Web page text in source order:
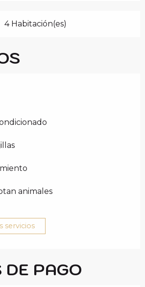
4 Habitación(es)
animales
servicios
DE PAGO